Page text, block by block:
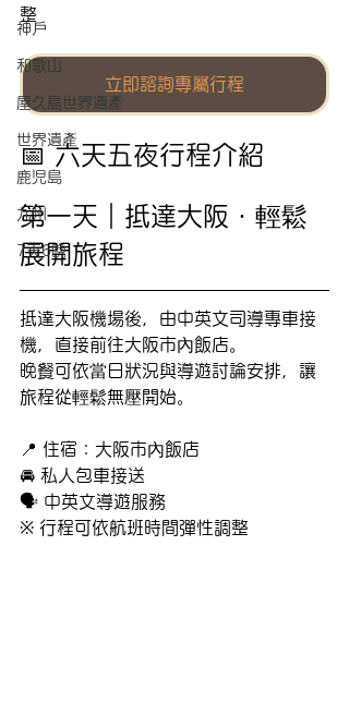
神戶
和歌山
屋久島世界遺產
世界遺產
鹿児島
九州
7天6晩
整
立即諮詢專屬行程
📅 六天五夜行程介紹
第一天｜抵達大阪・輕鬆
展開旅程
抵達大阪機場後，由中英文司導專車接
機，直接前往大阪市內飯店。
晚餐可依當日狀況與導遊討論安排，讓
旅程從輕鬆無壓開始。
📍 住宿：大阪市內飯店
🚘 私人包車接送
🗣 中英文導遊服務
※ 行程可依航班時間彈性調整